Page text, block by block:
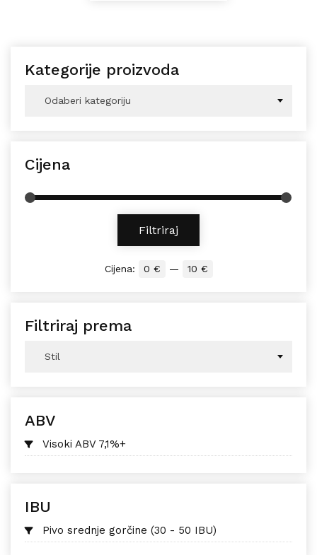
Kategorije proizvoda
Odaberi kategoriju
Cijena
Filtriraj
Cijena: 0 € — 10 €
Filtriraj prema
Stil
ABV
Visoki ABV 7,1%+
IBU
Pivo srednje gorčine (30 - 50 IBU)